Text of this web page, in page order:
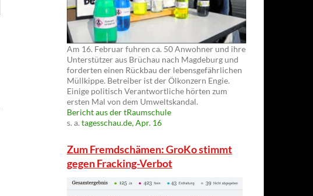
Am 16. Februar fuhren ca. 50 Anwohner und ihre
Unterstützer aus Brüchau nach Magdeburg und
forderten einen Rückbau der lebensgefährlichen
Müllkippe. Betreiber ist der Ölkonzern Engie.
Einige politisch Verantwortliche hörten zum
ersten Mal von dem Umweltskandal.
Bericht aus der tRaumschule
s. a. tagesschau.de, Apr. 16
Zum Fremdschämen: GroKo stimmt
gegen Fracking-Verbot